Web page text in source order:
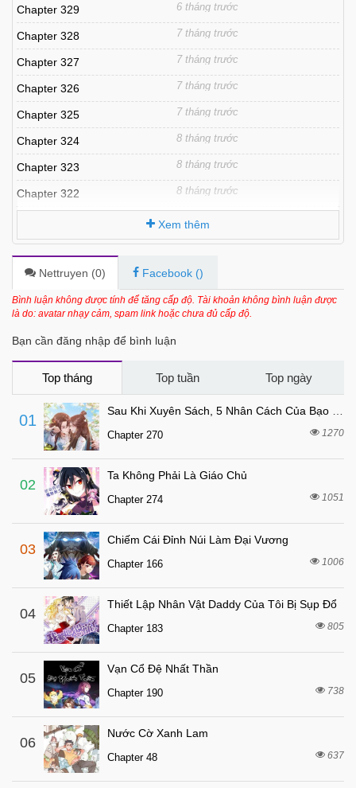
Chapter 329 6 tháng trước
Chapter 328 7 tháng trước
Chapter 327 7 tháng trước
Chapter 326 7 tháng trước
Chapter 325 7 tháng trước
Chapter 324 8 tháng trước
Chapter 323 8 tháng trước
Chapter 322 8 tháng trước
Chapter 320 8 tháng trước
Chapter 319 8 tháng trước
Chapter 318 8 tháng trước
8 tháng trước
Chapter 316
Chapter 315 8 tháng trước
Chapter 314
Chapter 313
Chapter 312
Chapter 311 8 tháng trước
Chapter 310
Chapter 309
Chapter 308
Chapter 307 8 tháng trước
Chapter 306 8 tháng trước
Chapter 305
Chapter 304 8 tháng trước
Chapter 303
Chapter 302 8 tháng trước
Chapter 301
Chapter 300
Xem thêm
Nettruyen (0) Facebook ()
Bình luận không được tính để tăng cấp độ. Tài khoản không bình luận được
là do: avatar nhạy cảm, spam link hoặc chưa đủ cấp độ.
Bạn cần đăng nhập để bình luận
Top tháng Top tuần Top ngày
01
Chapter 270 1270
02
Ta Không Phải Là Giáo Chủ
Chapter 274 1051
03
Chiếm Cái Đỉnh Núi Làm Đại Vương
Chapter 166 1006
04
Thiết Lập Nhân Vật Daddy Của Tôi Bị Sụp Đổ
Chapter 183 805
05
Vạn Cổ Đệ Nhất Thần
Chapter 190 738
06
Nước Cờ Xanh Lam
Chapter 48 637